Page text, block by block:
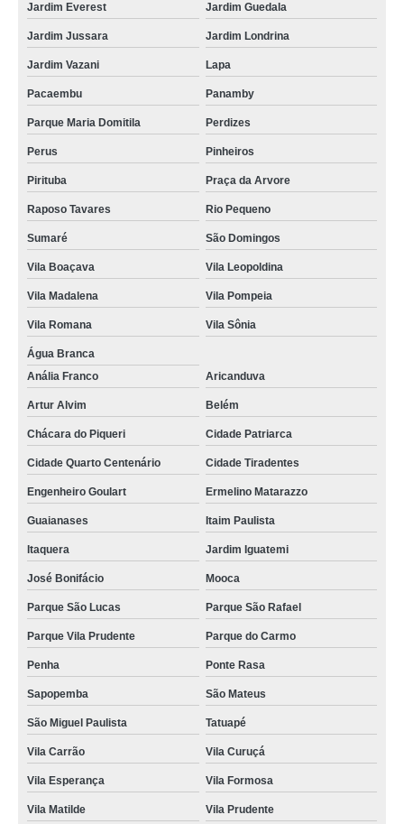
Jardim Everest Jardim Guedala
Jardim Jussara Jardim Londrina
Jardim Vazani Lapa
Pacaembu Panamby
Parque Maria Domitila Perdizes
Perus Pinheiros
Pirituba Praça da Arvore
Raposo Tavares Rio Pequeno
Sumaré São Domingos
Vila Boaçava Vila Leopoldina
Vila Madalena Vila Pompeia
Vila Romana Vila Sônia
Água Branca
Anália Franco
Aricanduva
Artur Alvim Belém
Chácara do Piqueri Cidade Patriarca
Cidade Quarto Centenário Cidade Tiradentes
Engenheiro Goulart Ermelino Matarazzo
Guaianases Itaim Paulista
Itaquera Jardim Iguatemi
José Bonifácio Mooca
Parque São Lucas Parque São Rafael
Parque Vila Prudente Parque do Carmo
Penha Ponte Rasa
Sapopemba São Mateus
São Miguel Paulista Tatuapé
Vila Carrão Vila Curuçá
Vila Esperança Vila Formosa
Vila Matilde Vila Prudente